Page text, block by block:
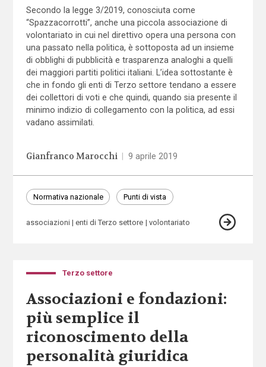
Secondo la legge 3/2019, conosciuta come
“Spazzacorrotti”, anche una piccola associazione di
volontariato in cui nel direttivo opera una persona con
una passato nella politica, è sottoposta ad un insieme
di obblighi di pubblicità e trasparenza analoghi a quelli
dei maggiori partiti politici italiani. L’idea sottostante è
che in fondo gli enti di Terzo settore tendano a essere
dei collettori di voti e che quindi, quando sia presente il
minimo indizio di collegamento con la politica, ad essi
vadano assimilati.
Gianfranco Marocchi 9 aprile 2019
Normativa nazionale Punti di vista
associazioni enti di Terzo settore volontariato
Terzo settore
Associazioni e fondazioni:
più semplice il
riconoscimento della
personalità giuridica